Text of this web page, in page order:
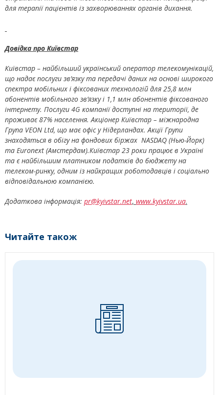
для терапії пацієнтів із захворюваннях органів дихання.
Довідка про Київстар
Київстар – найбільший український оператор телекомунікацій,
що надає послуги зв’язку та передачі даних на основі широкого
спектра мобільних і фіксованих технологій для 25,8 млн
абонентів мобільного зв’язку і 1,1 млн абонентів фіксованого
інтернету. Послуги 4G компанії доступні на території, де
проживає 87% населення. Акціонер Київстар – міжнародна
Група VEON Ltd, що має офіс у Нідерландах. Акції Групи
знаходяться в обігу на фондових біржах NASDAQ (Нью-Йорк)
та Euronext (Амстердам).Київстар 23 роки працює в Україні
та є найбільшим платником податків до бюджету на
телеком-ринку, одним із найкращих роботодавців і соціально
відповідальною компанією.
Додаткова інформація: pr@kyivstar.net, www.kyivstar.ua.
Читайте також